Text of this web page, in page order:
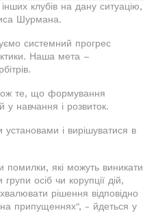
клубів на дану ситуацію,
Шурмана.
системний прогрес
Наша мета –
те, що формування
у навчання і розвиток.
і вирішуватися в
помилки, які можуть виникати
осіб чи корупції дій,
рішення відповідно
на припущеннях", - йдеться у